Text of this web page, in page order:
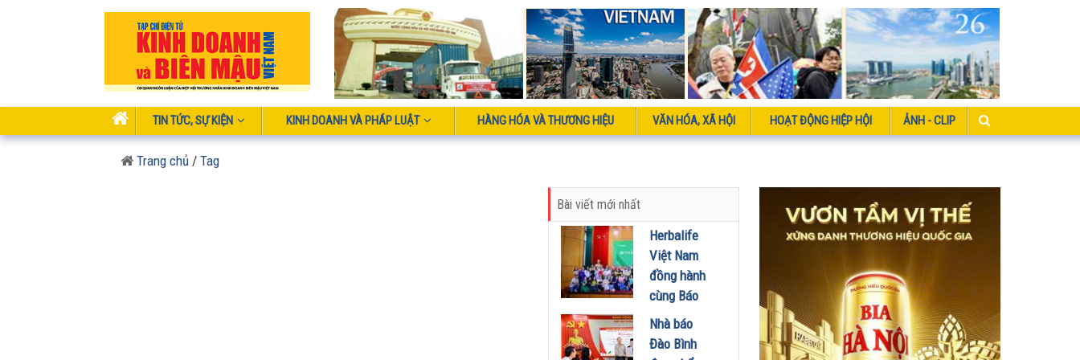
TIN TỨC, SỰ KIỆN KINH DOANH VÀ PHÁP LUẬT HÀNG HÓA VÀ THƯƠNG HIỆU VĂN HÓA, XÃ HỘI HOẠT ĐỘNG HIỆP HỘI ẢNH - CLIP
Trang chủ / Tag
Bài viết mới nhất
Herbalife
Việt Nam
đồng hành
cùng Báo
Sức khỏe
và Đời
sống tổ
Nhà báo
Đào Bình